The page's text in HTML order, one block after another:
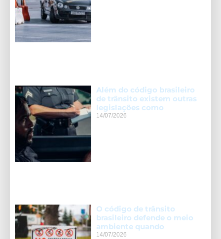
Além do código brasileiro
de trânsito existem outras
legislações como
14/07/2026
O código de trânsito
brasileiro defende o meio
ambiente quando
14/07/2026